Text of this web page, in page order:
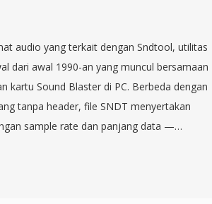
audio yang terkait dengan Sndtool, utilitas
dari awal 1990-an yang muncul bersamaan
kartu Sound Blaster di PC. Berbeda dengan
tanpa header, file SNDT menyertakan
sample rate dan panjang data —
yang memungkinkan perangkat lunak